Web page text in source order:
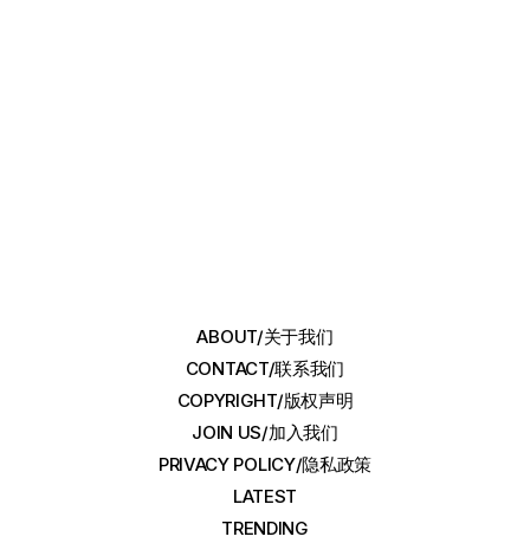
ABOUT/关于我们
CONTACT/联系我们
COPYRIGHT/版权声明
JOIN US/加入我们
PRIVACY POLICY/隐私政策
LATEST
TRENDING